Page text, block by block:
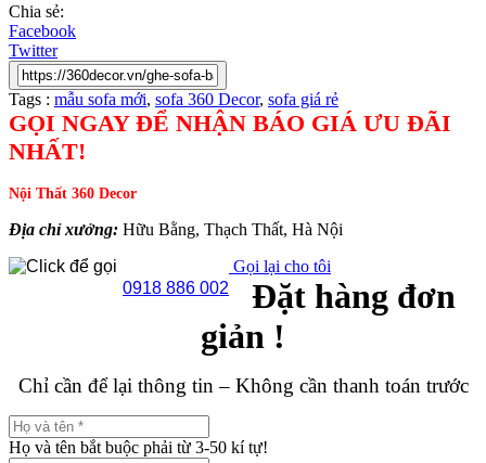
Chia sẻ:
Facebook
Twitter
Tags : mẫu sofa mới, sofa 360 Decor, sofa giá rẻ
GỌI NGAY ĐỂ NHẬN BÁO GIÁ ƯU ĐÃI
NHẤT!
Nội Thất 360 Decor
Địa chỉ xưởng: Hữu Bằng, Thạch Thất, Hà Nội
0918 886 002
Gọi lại cho tôi
Đặt hàng đơn
giản !
Chỉ cần để lại thông tin – Không cần thanh toán trước
Họ và tên bắt buộc phải từ 3-50 kí tự!